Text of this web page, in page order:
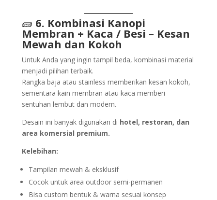
🧱 6. Kombinasi Kanopi
Membran + Kaca / Besi – Kesan
Mewah dan Kokoh
Untuk Anda yang ingin tampil beda, kombinasi material
menjadi pilihan terbaik.
Rangka baja atau stainless memberikan kesan kokoh,
sementara kain membran atau kaca memberi
sentuhan lembut dan modern.
Desain ini banyak digunakan di hotel, restoran, dan
area komersial premium.
Kelebihan:
Tampilan mewah & eksklusif
Cocok untuk area outdoor semi-permanen
Bisa custom bentuk & warna sesuai konsep